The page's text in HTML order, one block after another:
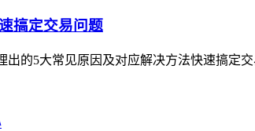
搞定交易问题
的5大常见原因及对应解决方法快速搞定